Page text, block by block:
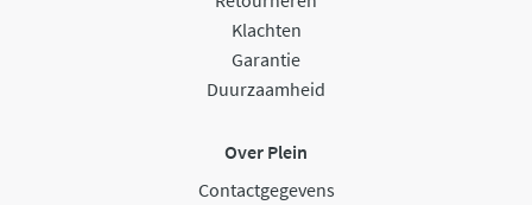
Klachten
Garantie
Duurzaamheid
Over Plein
Contactgegevens